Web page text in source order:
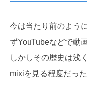
今は当たり前のよう
ずYouTubeなどで動
しかしその歴史は浅
mixiを見る程度だった